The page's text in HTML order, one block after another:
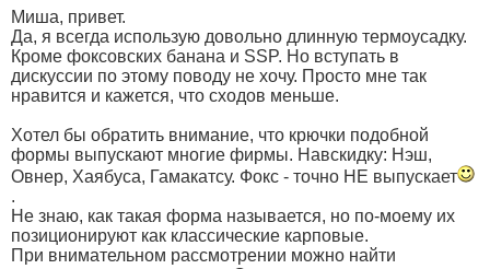
Миша, привет.
Да, я всегда использую довольно длинную термоусадку.
Кроме фоксовских банана и SSP. Но вступать в
дискуссии по этому поводу не хочу. Просто мне так
нравится и кажется, что сходов меньше.
Хотел бы обратить внимание, что крючки подобной
формы выпускают многие фирмы. Навскидку: Нэш,
Овнер, Хаябуса, Гамакатсу. Фокс - точно НЕ выпускает
.
Не знаю, как такая форма называется, но по-моему их
позиционируют как классические карповые.
При внимательном рассмотрении можно найти